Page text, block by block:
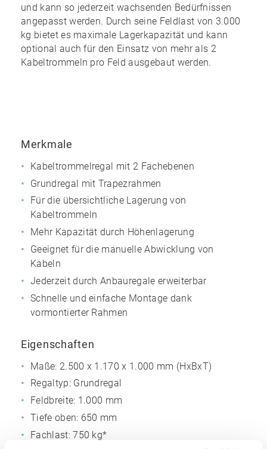
und kann so jederzeitwachsenden Bedürfnissen
angepasstwerden. Durch seine Feldlast von 3.000
kg bietet es maximale Lagerkapazität und kann
optional auch für den Einsatz von mehr als 2
Kabeltrommeln pro Feld ausgebaut werden.
Merkmale
Kabeltrommelregal mit 2 Fachebenen
Grundregal mit Trapezrahmen
Für die übersichtliche Lagerung von
Kabeltrommeln
Mehr Kapazität durch Höhenlagerung
Geeignet für die manuelle Abwicklung von
Kabeln
Jederzeit durch Anbauregale erweiterbar
Schnelle und einfache Montage dank
vormontierter Rahmen
Eigenschaften
Maße: 2.500 x 1.170 x 1.000 mm (HxBxT)
Regaltyp: Grundregal
Feldbreite: 1.000 mm
Tiefe oben: 650 mm
Fachlast: 750 kg*